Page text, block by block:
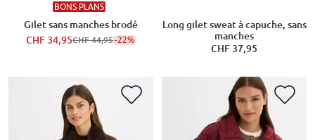
BONS PLANS
Gilet sans manches brodé
CHF 34,95CHF 44,95-22%
Long gilet sweat à capuche, sans
manches
CHF 37,95